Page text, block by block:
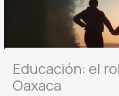
Educación: el
Oaxaca